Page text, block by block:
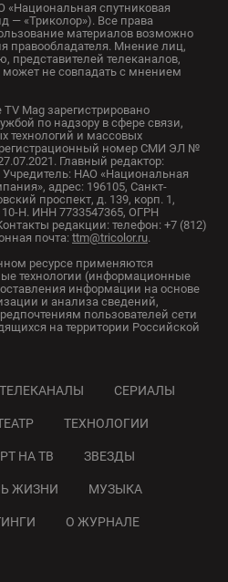
«Национальная спутниковая
— «Триколор»). Все права
материалов возможно
правообладателя. Мнение лиц,
представителей телеканалов,
может не совпадать с мнением
Mag зарегистрировано
по надзору в сфере связи,
технологий и массовых
номер СМИ ЭЛ №
Главный редактор:
НАО «Национальная
адрес: 196105, Санкт-
проспект, д. 139, корп. 1,
Н. ИНН 7733547365, ОГРН
редакции: телефон: +7 (812)
почта: ttm@tricolor.ru.
ресурсе применяются
технологии (информационные
информации на основе
и анализа сведений,
пользователей сети
на территории Российской
ТЕЛЕКАНАЛЫ СЕРИАЛЫ
ТЕХНОЛОГИИ
НА ТВ ЗВЕЗДЫ
ЖИЗНИ МУЗЫКА
О ЖУРНАЛЕ